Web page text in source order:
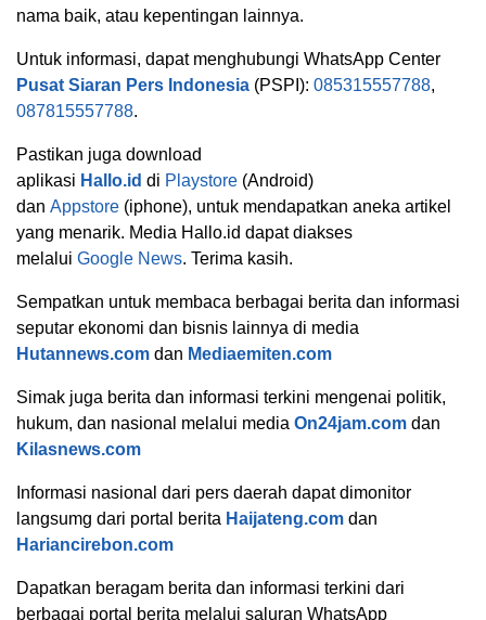
nama baik, atau kepentingan lainnya.
Untuk informasi, dapat menghubungi WhatsApp Center
Pusat Siaran Pers Indonesia (PSPI): 085315557788,
087815557788.
Pastikan juga download
aplikasi Hallo.id di Playstore (Android)
dan Appstore (iphone), untuk mendapatkan aneka artikel
yang menarik. Media Hallo.id dapat diakses
melalui Google News. Terima kasih.
Sempatkan untuk membaca berbagai berita dan informasi
seputar ekonomi dan bisnis lainnya di media
Hutannews.com dan Mediaemiten.com
Simak juga berita dan informasi terkini mengenai politik,
hukum, dan nasional melalui media On24jam.com dan
Kilasnews.com
Informasi nasional dari pers daerah dapat dimonitor
langsumg dari portal berita Haijateng.com dan
Hariancirebon.com
Dapatkan beragam berita dan informasi terkini dari
berbagai portal berita melalui saluran WhatsApp